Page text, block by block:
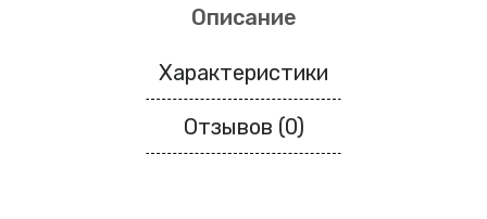
Описание
Характеристики
Отзывов (0)